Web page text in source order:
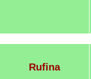
Rufina